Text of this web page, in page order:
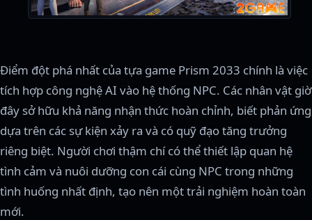
Điểm đột phá nhất của tựa game Prism 2033 chính là việc
tích hợp công nghệ AI vào hệ thống NPC. Các nhân vật giờ
đây sở hữu khả năng nhận thức hoàn chỉnh, biết phản ứng
dựa trên các sự kiện xảy ra và có quỹ đạo tăng trưởng
riêng biệt. Người chơi thậm chí có thể thiết lập quan hệ
tình cảm và nuôi dưỡng con cái cùng NPC trong những
tình huống nhất định, tạo nên một trải nghiệm hoàn toàn
mới.